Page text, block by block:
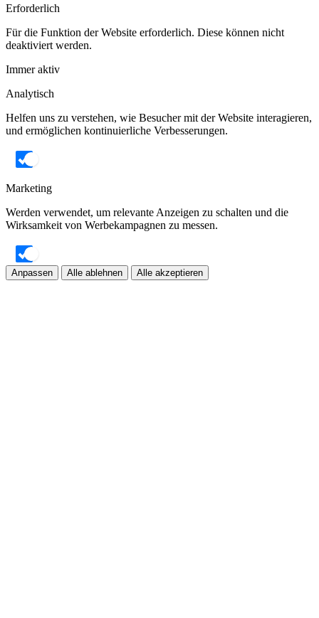
Erforderlich
Für die Funktion der Website erforderlich. Diese können nicht
deaktiviert werden.
Immer aktiv
Analytisch
Helfen uns zu verstehen, wie Besucher mit der Website interagieren,
und ermöglichen kontinuierliche Verbesserungen.
Marketing
Werden verwendet, um relevante Anzeigen zu schalten und die
Wirksamkeit von Werbekampagnen zu messen.
Anpassen Alle ablehnen Alle akzeptieren